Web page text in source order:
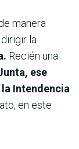
manera
la
Recién una
ese
Intendencia
en este